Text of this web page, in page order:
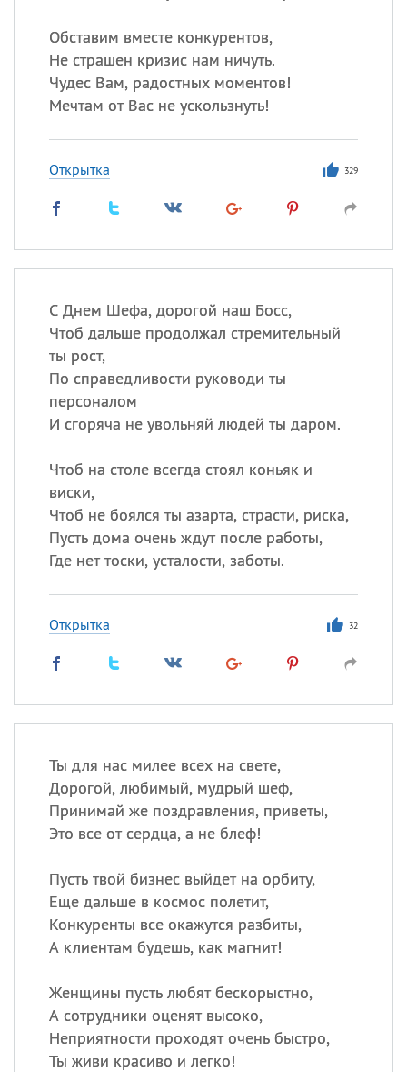
Обставим вместе конкурентов,
Не страшен кризис нам ничуть.
Чудес Вам, радостных моментов!
Мечтам от Вас не ускользнуть!
Открытка 329
С Днем Шефа, дорогой наш Босс,
Чтоб дальше продолжал стремительный
ты рост,
По справедливости руководи ты
персоналом
И сгоряча не увольняй людей ты даром.
Чтоб на столе всегда стоял коньяк и
виски,
Чтоб не боялся ты азарта, страсти, риска,
Пусть дома очень ждут после работы,
Где нет тоски, усталости, заботы.
Открытка 32
Ты для нас милее всех на свете,
Дорогой, любимый, мудрый шеф,
Принимай же поздравления, приветы,
Это все от сердца, а не блеф!
Пусть твой бизнес выйдет на орбиту,
Еще дальше в космос полетит,
Конкуренты все окажутся разбиты,
А клиентам будешь, как магнит!
Женщины пусть любят бескорыстно,
А сотрудники оценят высоко,
Неприятности проходят очень быстро,
Ты живи красиво и легко!